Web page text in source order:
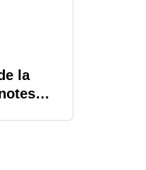
la